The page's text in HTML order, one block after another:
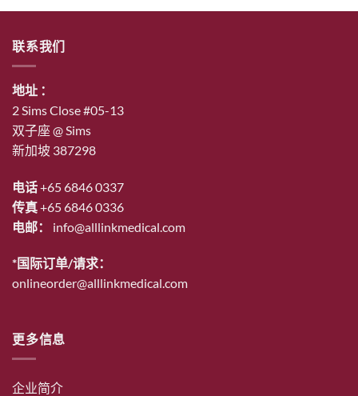
$53.00。
格
联系我们
地址 ：
2 Sims Close #05-13
双子座 @ Sims
新加坡 387298
电话+65 6846 0337
传真+65 6846 0336
电邮： info@alllinkmedical.com
*国际订单/请求：
onlineorder@alllinkmedical.com
更多信息
企业简介